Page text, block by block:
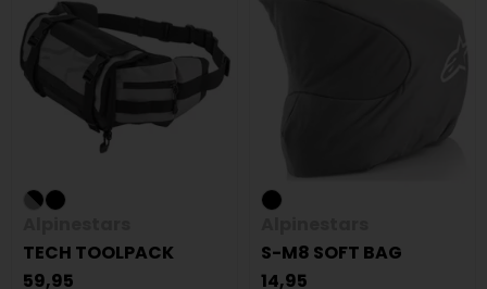
TECH TOOLPACK
59,95
S-M8 SOFT BAG
14,95